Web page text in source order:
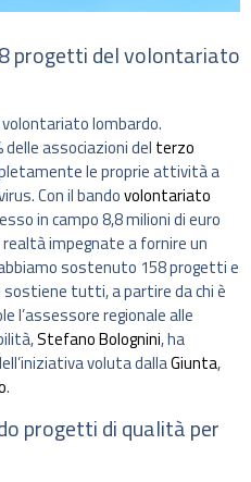
progetti del volontariato
lombardo.
delle associazioni del terzo
le proprie attività a
Con il bandovolontariato
in campo 8,8 milioni di euro
impegnate a fornire un
sostenuto 158 progetti e
sostiene tutti, a partire da chi è
l’assessore regionale alle
Stefano Bolognini, ha
voluta dallaGiunta,
.
progetti di qualità per